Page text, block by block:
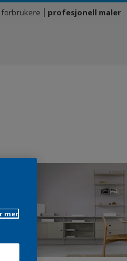
forbrukere profesjonell maler
mer